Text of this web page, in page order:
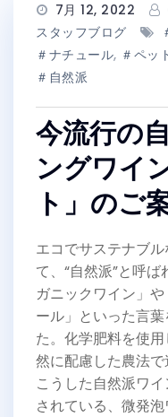
7月 12, 2022
スタッフブログ
＃ナチュール, ＃ペッ
＃自然派
今流行の
ングワイ
ト」のご
エコでサステナブ
て、“自然派”と呼
ガニックワイン」
ール」といった言
た。化学肥料を使
然に配慮した農法で
こうした自然派ワ
されている、微発